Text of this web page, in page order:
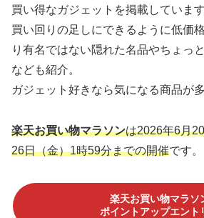
買い得なガジェットを掲載しています
買い回りの足しにできるように低価
り有名ではない隠れた名品やちょっ
なども紹介。
ガジェット好きなら気になる商品が多
楽天お買い物マラソンは2026年6月
26日（金）1時59分までの開催です。
楽天お買い物マラソ
ポイントアップエント